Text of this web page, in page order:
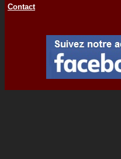
Contact